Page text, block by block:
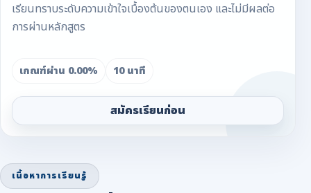
เรียนทราบระดับความเข้าใจเบื้องต้นของตนเอง และไม่มีผลต่อ
การผ่านหลักสูตร
เกณฑ์ผ่าน 0.00% 10 นาที
สมัครเรียนก่อน
เนื้อหาการเรียนรู้